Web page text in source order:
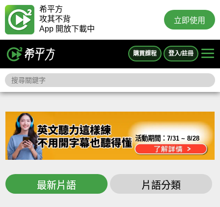
希平方
攻其不背
App 開放下載中
立即使用
購買課程 登入/註冊
活動期間：7/31 ~ 8/28
最新片語 片語分類